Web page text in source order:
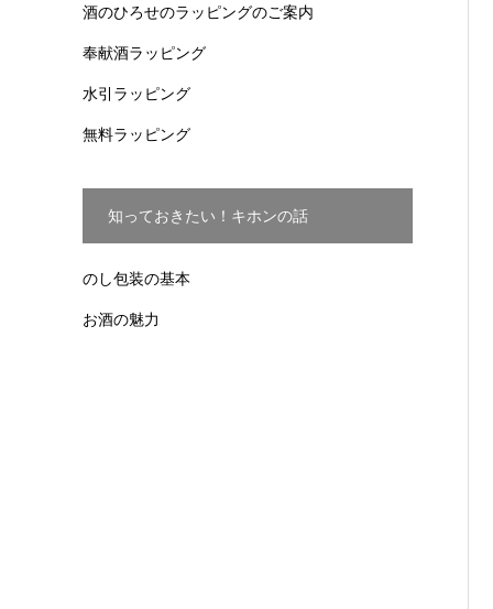
酒のひろせのラッピングのご案内
奉献酒ラッピング
水引ラッピング
無料ラッピング
知っておきたい！キホンの話
のし包装の基本
お酒の魅力